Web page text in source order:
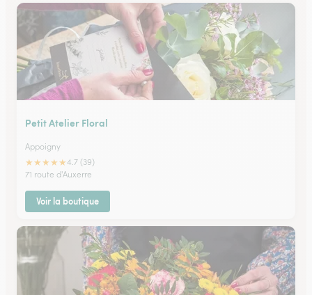
Petit Atelier Floral
Appoigny
★★★★★4.7 (39)
71 route d'Auxerre
Voir la boutique